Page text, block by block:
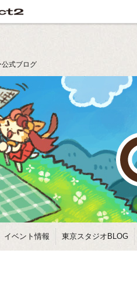
式ブログ
イベント情報 東京スタジオBLOG